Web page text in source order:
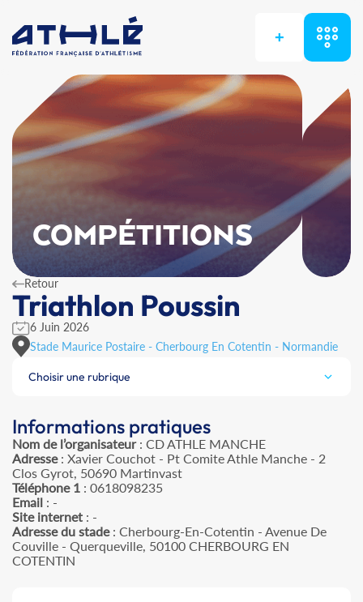
+
COMPÉTITIONS
Retour
Triathlon Poussin
6 Juin 2026
Stade Maurice Postaire - Cherbourg En Cotentin - Normandie
Choisir une rubrique
Informations pratiques
Nom de l’organisateur: CD ATHLE MANCHE
Adresse: Xavier Couchot - Pt Comite Athle Manche - 2
Clos Gyrot, 50690 Martinvast
Téléphone 1 : 0618098235
Email : -
Site internet : -
Adresse du stade: Cherbourg-En-Cotentin - Avenue De
Couville - Querqueville, 50100 CHERBOURG EN
COTENTIN